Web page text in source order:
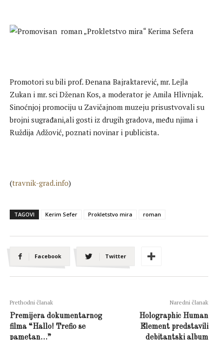
Promotori su bili prof. Đenana Bajraktarević, mr. Lejla
Zukan i mr. sci Dženan Kos, a moderator je Amila Hlivnjak.
Sinoćnjoj promociju u Zavičajnom muzeju prisustvovali su
brojni sugrađani,ali gosti iz drugih gradova, među njima i
Ruždija Adžović, poznati novinar i publicista.
(travnik-grad.info)
TAGOVI Kerim Sefer Prokletstvo mira roman
Facebook Twitter
Prethodni članak
Premijera dokumentarnog
filma “Hallo! Trefio se
pametan…”
Naredni članak
Holographic Human
Element predstavili
debitantski album